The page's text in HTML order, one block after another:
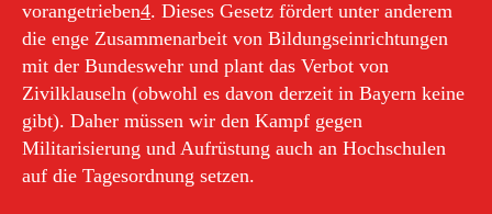
vorangetrieben4. Dieses Gesetz fördert unter anderem
die enge Zusammenarbeit von Bildungseinrichtungen
mit der Bundeswehr und plant das Verbot von
Zivilklauseln (obwohl es davon derzeit in Bayern keine
gibt). Daher müssen wir den Kampf gegen
Militarisierung und Aufrüstung auch an Hochschulen
auf die Tagesordnung setzen.